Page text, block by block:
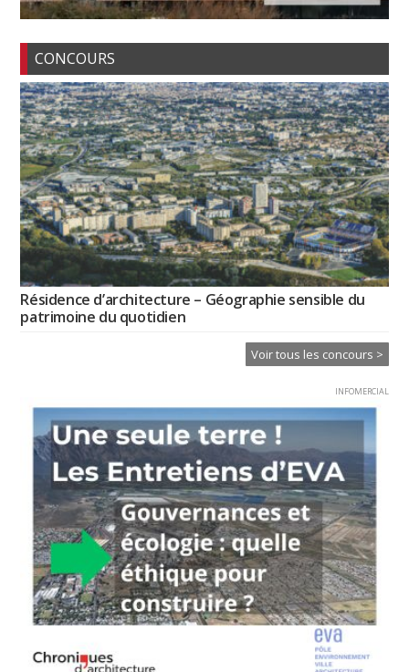
CONCOURS
Résidence d’architecture – Géographie sensible du
patrimoine du quotidien
Voir tous les concours >
INFOMERCIAL